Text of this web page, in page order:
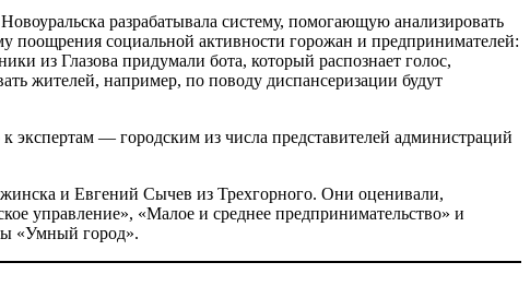
разрабатывала систему, помогающую анализировать
поощрения социальной активности горожан и предпринимателей:
из Глазова придумали бота, который распознает голос,
жителей, например, по поводу диспансеризации будут
экспертам — ​городским из числа представителей администраций
и Евгений Сычев из Трехгорного. Они оценивали,
управление», «Малое и среднее предпринимательство» и
«Умный город».